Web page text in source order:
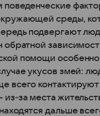
поведенческие
среды,
подвергают
обратной
помощи особенно
укусов змей:
всего контактируют
места
дальше